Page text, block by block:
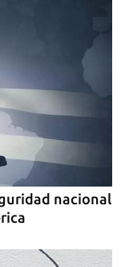
has de
CANCELAR
nacional